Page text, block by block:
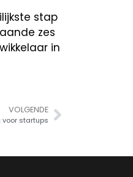
stap
zes
in
VOLGENDE
startups